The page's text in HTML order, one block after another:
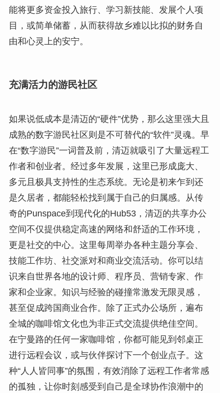
能将更多资金投入旅行、学习新技能、发展个人项
目，或简单储蓄，从而获得故乡难以比拟的财务自
由和心灵上的安宁。
充满活力的游民社区
如果说低成本是清迈的“硬件”优势，那么这里强大且
成熟的数字游民社区则是不可替代的“软件”灵魂。早
在“数字游民”一词普及前，清迈就吸引了大量远程工
作者和创业者。经过多年发展，这里已形成庞大、
多元且极具支持性的生态系统。无论是初来乍到还
是久居者，都能轻松找到属于自己的归属感。从传
奇的Punspace到现代化的Hub53，清迈的共享办公
空间不仅提供稳定高速的网络和舒适的工作环境，
更是社交的中心。这里每周举办各种主题分享会、
技能工作坊、社交派对和商业交流活动。你可以结
识来自世界各地的设计师、程序员、营销专家、作
家和企业家。知识与经验的碰撞常激发无限灵感，
甚至促成跨国商业合作。除了正式办公场所，遍布
全城的咖啡馆文化也为非正式交流提供绝佳空间。
在宁曼路的任何一家咖啡馆，你都可能见到邻桌正
进行远程会议，或与伙伴探讨下一个创业点子。这
种“人人皆同事”的氛围，有效消除了远程工作者常感
的孤独，让你时刻感受到自己是全球协作浪潮中的